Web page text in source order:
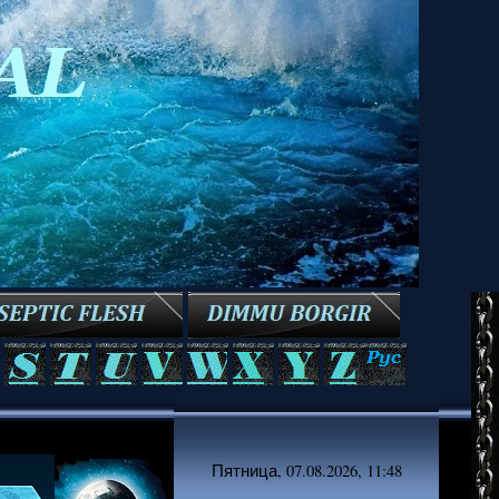
Пятница, 07.08.2026, 11:48